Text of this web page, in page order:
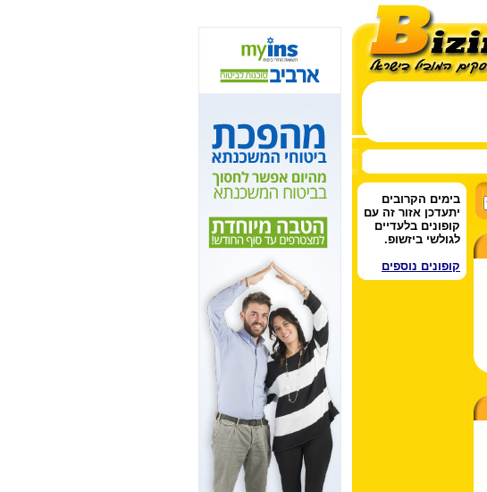
בימים הקרובים
יתעדכן אזור זה עם
קופונים בלעדיים
לגולשי ביזשופ.
קופונים נוספים